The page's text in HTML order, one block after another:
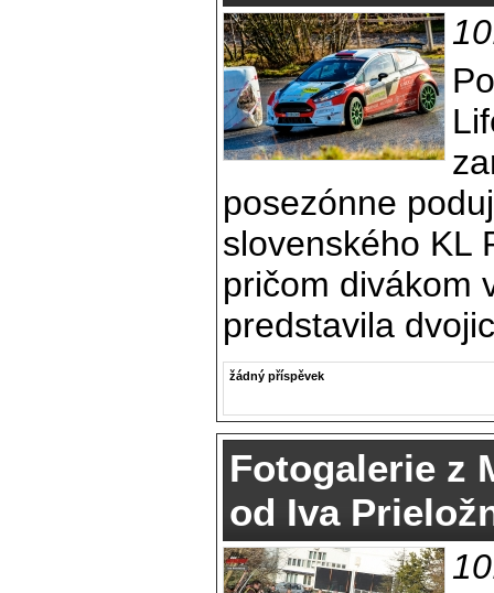
posezónne
slovenského KL
pričom divákom
predstavila
žádný příspěvek
Fotogalerie z
od Iva